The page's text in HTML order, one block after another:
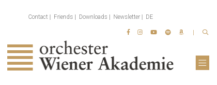
Contact Friends Downloads Newsletter DE